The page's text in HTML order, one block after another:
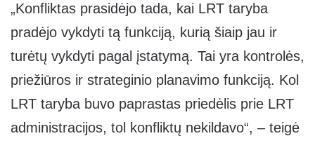
„Konfliktas prasidėjo tada, kai LRT taryba
pradėjo vykdyti tą funkciją, kurią šiaip jau ir
turėtų vykdyti pagal įstatymą. Tai yra kontrolės,
priežiūros ir strateginio planavimo funkciją. Kol
LRT taryba buvo paprastas priedėlis prie LRT
administracijos, tol konfliktų nekildavo“, – teigė